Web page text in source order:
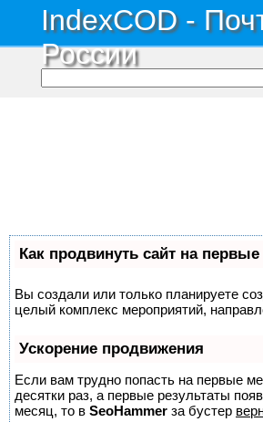
IndexCOD -
России
Как продвинуть сайт на
Вы создали или только планируете
целый комплекс мероприятий,
Ускорение продвижения
Если вам трудно попасть на первые
десятки раз, а первые результаты
месяц, то в SeoHammer за бустер